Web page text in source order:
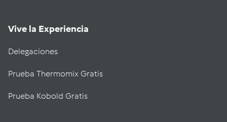
Vive la Experiencia
Delegaciones
Prueba Thermomix Gratis
Prueba Kobold Gratis